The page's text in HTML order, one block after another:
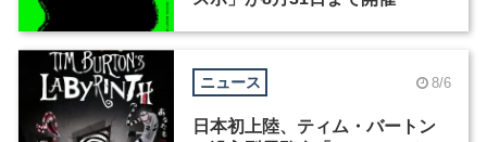
ニュース 8/6
日本初上陸、ティム・バートン